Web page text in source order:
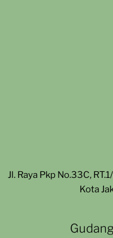
Jl. Raya Pkp No.33C,
Kota